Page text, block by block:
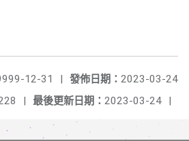
發佈日期： 2023-03-24
12-31
|
最後更新日期： 2023-03-24 |
|